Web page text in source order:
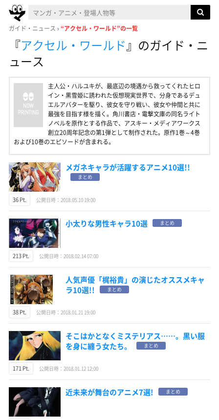
ガイド・ニュース “アクセル・ワールド”の一覧
『アクセル・ワールド』 のガイド・ニ
ュース
主人公・ハルユキが、最底辺の境遇から救ってくれたヒロ
イン・黒雪姫に誘われた仮想現実世界で、分身であるデュ
エルアバターを駆り、彼女を守り戦い、彼女や仲間と共に
最強を目指す様を描く。角川書店・電撃文庫の同名ライト
ノベルを原作とする作品で、アスキー・メディアワークス
創立20周年記念の第1弾として制作された。原作1巻～4巻
および10巻のエピソードが含まれる。
メガネキャラが活躍するアニメ10選!!
まとめ
36 Pt. 公開日時：2018.05.10 19:00
小太りな男性キャラ10選 まとめ
213 Pt. 公開日時：2018.02.14 07:00
人気声優「梶裕貴」の演じたオススメキャ
ラ10選!!
まとめ
38 Pt. 公開日時：2018.01.21 19:00
そこはかとなくミステリアス……。黒い服
を身に纏う女たち。
まとめ
171 Pt. 公開日時：2018.01.12 12:00
近未来が舞台のアニメ7選! まとめ